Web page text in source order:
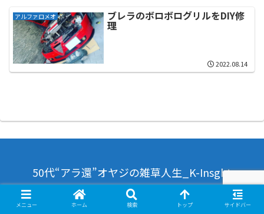
アルファロメオ ブレラのボロボログリルをDIY修
理
2022.08.14
50代“アラ還”オヤジの雑草人生_K-Insght
© 2021 50代“アラ還”オヤジの雑草人生_K-Insght.
メニュー ホーム 検索 トップ サイドバー